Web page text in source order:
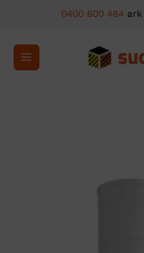
content
0400 600 484 ark